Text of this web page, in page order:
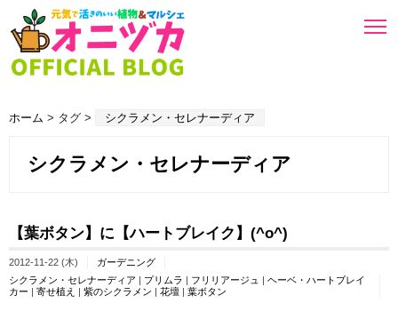
ホーム > タグ > シクラメン・セレナーディア
シクラメン・セレナーディア
【葉ボタン】に【ハートブレイク】(^o^)
2012-11-22 (木)
ガーデニング
シクラメン・セレナーディア | プリムラ | フリリアージュ | ヘーベ・ハートブレイ
カー | 寄せ植え | 紫のシクラメン | 花壇 | 葉ボタン